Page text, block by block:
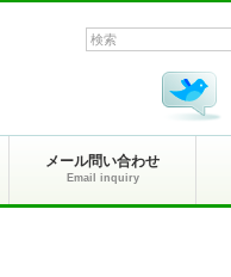
メール問い合わせ
Email inquiry